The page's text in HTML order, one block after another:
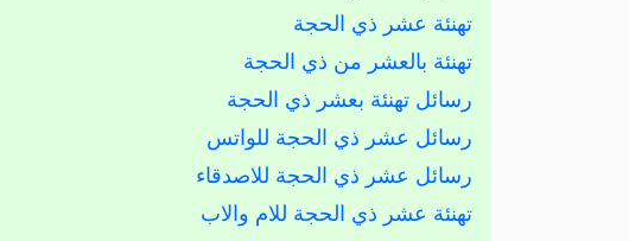
تهنئة عشر ذي الحجة
تهنئة بالعشر من ذي الحجة
رسائل تهنئة بعشر ذي الحجة
رسائل عشر ذي الحجة للواتس
رسائل عشر ذي الحجة للاصدقاء
تهنئة عشر ذي الحجة للام والاب